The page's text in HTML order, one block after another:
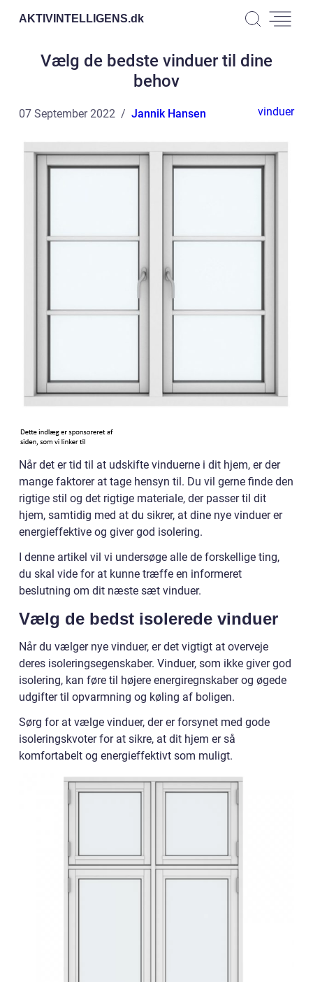
AKTIVINTELLIGENS.dk
Vælg de bedste vinduer til dine
behov
07 September 2022 Jannik Hansen vinduer
Når det er tid til at udskifte vinduerne i dit hjem, er der
mange faktorer at tage hensyn til. Du vil gerne finde den
rigtige stil og det rigtige materiale, der passer til dit
hjem, samtidig med at du sikrer, at dine nye vinduer er
energieffektive og giver god isolering.
I denne artikel vil vi undersøge alle de forskellige ting,
du skal vide for at kunne træffe en informeret
beslutning om dit næste sæt vinduer.
Vælg de bedst isolerede vinduer
Når du vælger nye vinduer, er det vigtigt at overveje
deres isoleringsegenskaber. Vinduer, som ikke giver god
isolering, kan føre til højere energiregnskaber og øgede
udgifter til opvarmning og køling af boligen.
Sørg for at vælge vinduer, der er forsynet med gode
isoleringskvoter for at sikre, at dit hjem er så
komfortabelt og energieffektivt som muligt.